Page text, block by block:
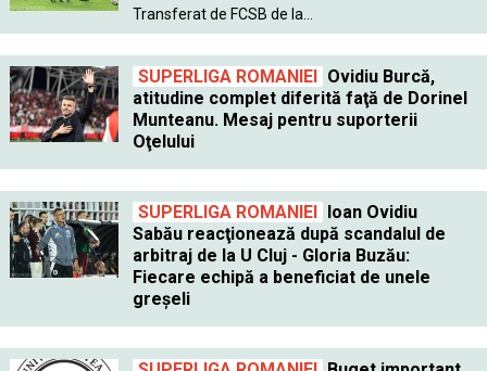
Transferat de FCSB de la...
SUPERLIGA ROMANIEI Ovidiu Burcă,
atitudine complet diferită faţă de Dorinel
Munteanu. Mesaj pentru suporterii
Oţelului
SUPERLIGA ROMANIEI Ioan Ovidiu
Sabău reacţionează după scandalul de
arbitraj de la U Cluj - Gloria Buzău:
Fiecare echipă a beneficiat de unele
greşeli